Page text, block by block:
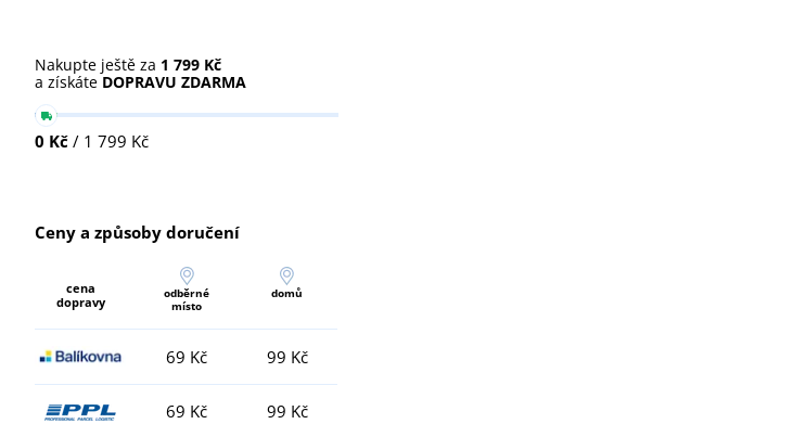
Nakupte ještě za 1 799 Kč
a získáte DOPRAVU ZDARMA
0 Kč / 1 799 Kč
Ceny a způsoby doručení
cena
dopravy
odběrné
místo
domů
69 Kč 99 Kč
69 Kč 99 Kč